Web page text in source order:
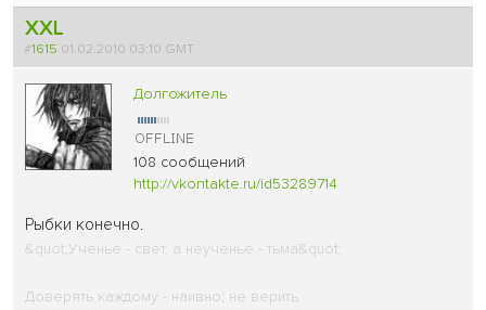
XXL
#1615 01.02.2010 03:10 GMT
Долгожитель
108 сообщений
http://vkontakte.ru/id53289714
Рыбки конечно.
&quot;Ученье - свет, а неученье - тьма&quot;
Доверять каждому - наивно; не верить